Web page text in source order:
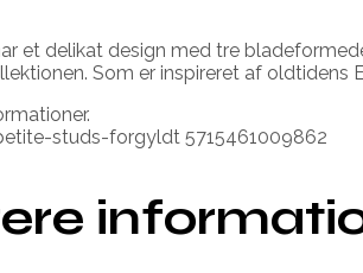
et delikat design med tre
Som er inspireret af oldtidens
studs-forgyldt 5715461009862